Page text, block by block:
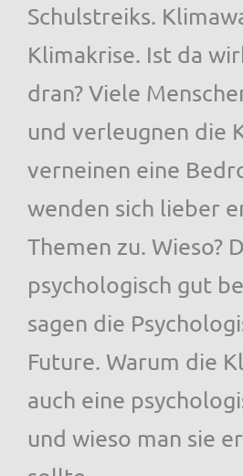
Schulstreiks.
Klimakrise. Ist da
dran? Viele
und verleugnen die
verneinen eine
wenden sich lieber
Themen zu. Wieso?
psychologisch gut
sagen die
Future. Warum die
auch eine
und wieso man sie